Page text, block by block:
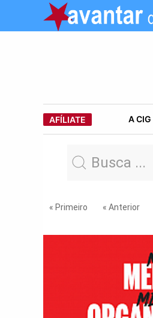
AFÍLIATE A CIG
« Primeiro « Anterior